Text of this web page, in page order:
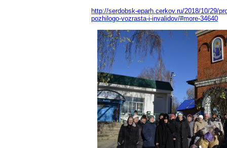
http://serdobsk-eparh.cerkov.ru/2018/10/29/
pozhilogo-vozrasta-i-invalidov/#more-34640